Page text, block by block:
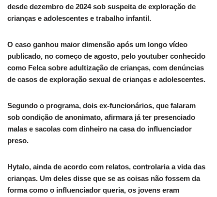
desde dezembro de 2024 sob suspeita de exploração de
crianças e adolescentes e trabalho infantil.
O caso ganhou maior dimensão após um longo vídeo
publicado, no começo de agosto, pelo youtuber conhecido
como Felca sobre adultização de crianças, com denúncias
de casos de exploração sexual de crianças e adolescentes.
Segundo o programa, dois ex-funcionários, que falaram
sob condição de anonimato, afirmara já ter presenciado
malas e sacolas com dinheiro na casa do influenciador
preso.
Hytalo, ainda de acordo com relatos, controlaria a vida das
crianças. Um deles disse que se as coisas não fossem da
forma como o influenciador queria, os jovens eram